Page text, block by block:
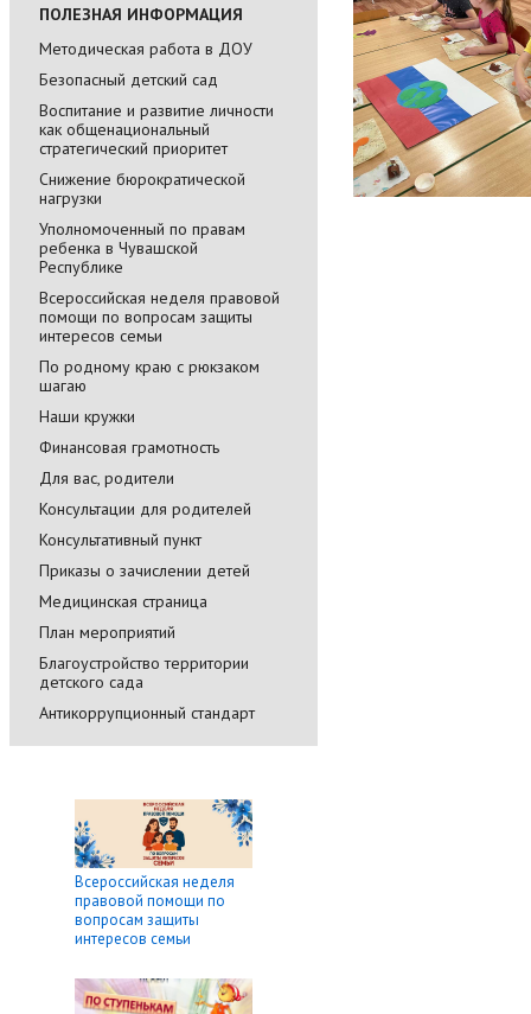
ПОЛЕЗНАЯ ИНФОРМАЦИЯ
Методическая работа в ДОУ
Безопасный детский сад
Воспитание и развитие личности
как общенациональный
стратегический приоритет
Снижение бюрократической
нагрузки
Уполномоченный по правам
ребенка в Чувашской
Республике
Всероссийская неделя правовой
помощи по вопросам защиты
интересов семьи
По родному краю с рюкзаком
шагаю
Наши кружки
Финансовая грамотность
Для вас, родители
Консультации для родителей
Консультативный пункт
Приказы о зачислении детей
Медицинская страница
План мероприятий
Благоустройство территории
детского сада
Антикоррупционный стандарт
Всероссийская неделя
правовой помощи по
вопросам защиты
интересов семьи